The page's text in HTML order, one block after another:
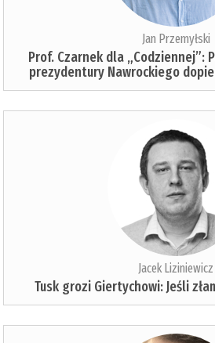
Jan Przemyłski
Prof. Czarnek dla „Codziennej”:
prezydentury Nawrockiego
Jacek Liziniewicz
Tusk grozi Giertychowi: Jeśli